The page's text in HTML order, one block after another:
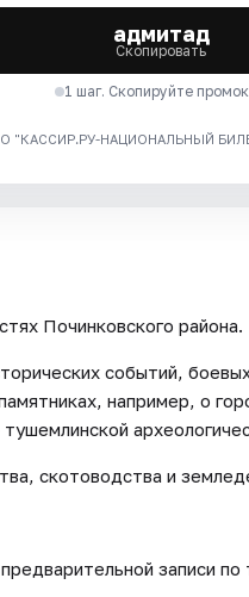
адмитад
Скопировать
1 шаг. Скопируйте
"КАССИР.РУ-НАЦИОНАЛЬНЫЙ
Починковского района.
событий,
например, о
скотоводства и
записи по